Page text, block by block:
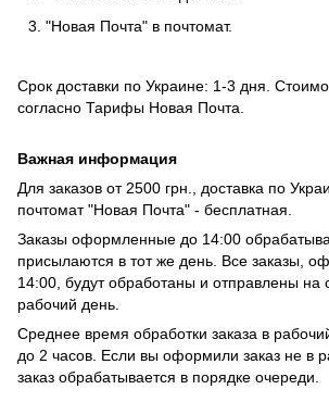
"Новая Почта" в почтомат.
Срок доставки по Украине: 1-3 дня.
согласно Тарифы Новая Почта
Важная информация
Для заказов от 2500 грн., доставка по
почтомат "Новая Почта" - бесплатная.
Заказы оформленные до 14:00
присылаются в тот же день. Все заказы,
14:00, будут обработаны и отправлены
рабочий день.
Среднее время обработки заказа в
до 2 часов. Если вы оформили заказ не в
заказ обрабатывается в порядке очереди.